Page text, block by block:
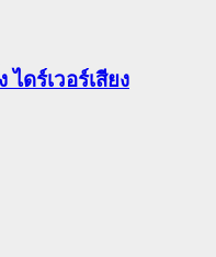
ดร์เวอร์เสียง